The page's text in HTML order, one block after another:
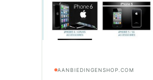
AANBIEDINGENSHOP.COM